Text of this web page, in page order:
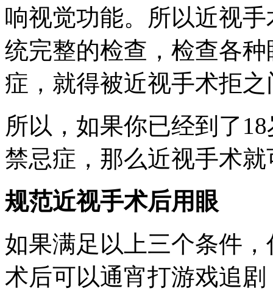
响视觉功能。所以近视
统完整的检查，检查各
症，就得被近视手术拒之
所以，如果你已经到了
禁忌症，那么近视手术
规范近视手术后用眼
如果满足以上三个条件
术后可以通宵打游戏追